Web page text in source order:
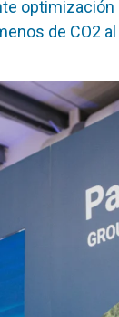
de CO2